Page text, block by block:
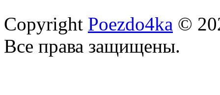
Copyright Poezdo4ka ©
Все права защищены.